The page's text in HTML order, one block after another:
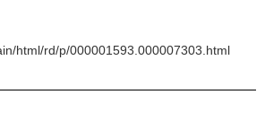
html/rd/p/000001593.000007303.html